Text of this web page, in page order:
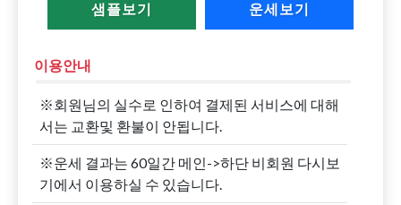
샘플보기 운세보기
이용안내
※회원님의 실수로 인하여 결제된 서비스에 대해
서는 교환및 환불이 안됩니다.
※운세 결과는 60일간 메인->하단 비회원 다시보
기에서 이용하실 수 있습니다.